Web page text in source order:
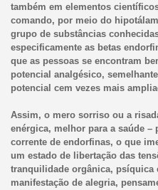
também em elementos
comando, por meio do
grupo de substâncias
especificamente as betas
que as pessoas se encontram
potencial analgésico,
potencial cem vezes mais
Assim, o mero sorriso ou a
enérgica, melhor para a saúde –
corrente de endorfinas, o que
um estado de libertação das
tranquilidade orgânica, psíquica
manifestação de alegria,